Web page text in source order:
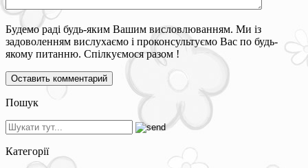
Будемо раді будь-яким Вашим висловлюванням. Ми із
задоволенням вислухаємо і проконсультуємо Вас по будь-
якому питанню. Спілкуємося разом !
Пошук
Категорії